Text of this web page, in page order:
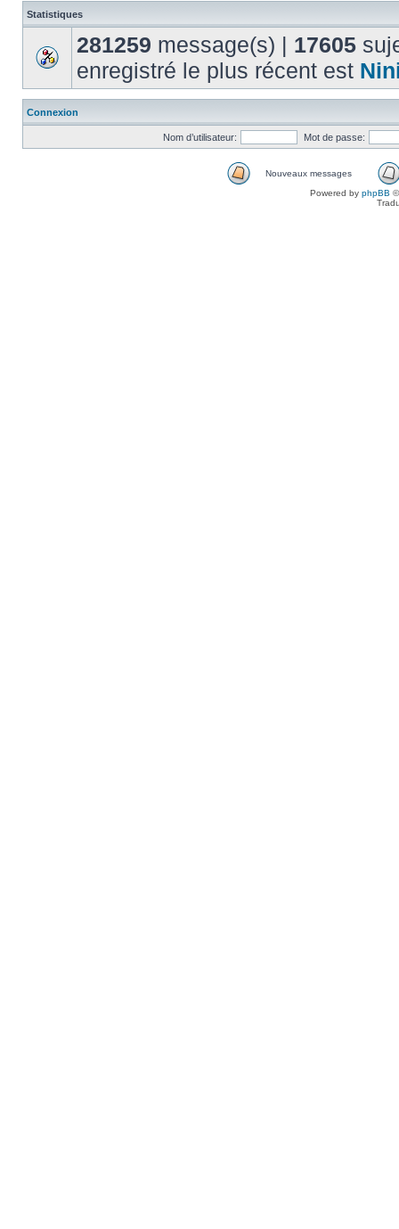
Statistiques
281259 message(s) | 17605
enregistré le plus récent est
Connexion
Nom d’utilisateur: Mot de passe:
Nouveaux messages
Powered by phpBB